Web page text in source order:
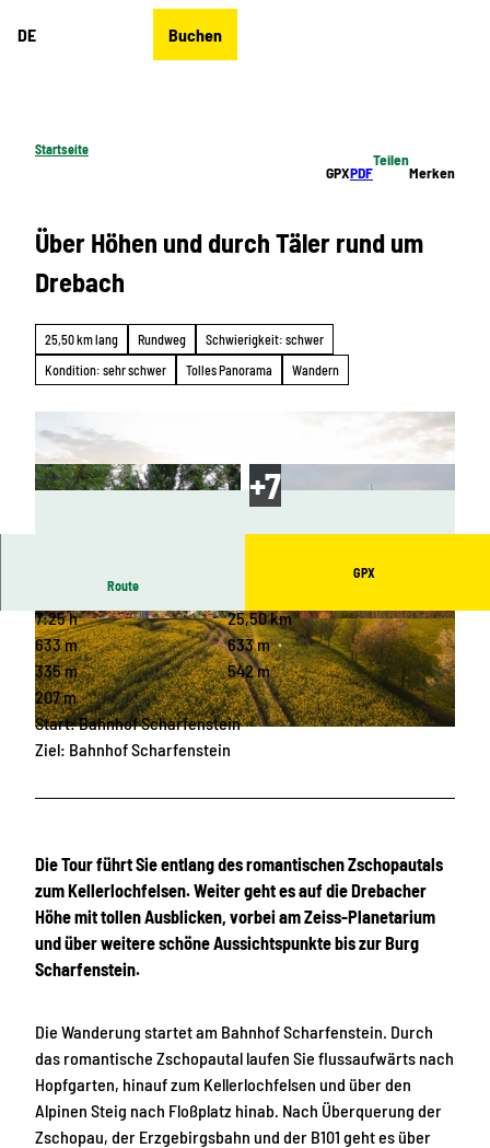
DE Buchen
Startseite
GPXPDF
Teilen
Merken
Über Höhen und durch Täler rund um
Drebach
25,50 km lang Rundweg
Schwierigkeit: schwer
Kondition: sehr schwer
Tolles Panorama Wandern
© Greifensteinregion |CC-BY-ND © Corinna Bergelt |CC-BY-ND
Route
GPX
7:25 h
25,50 km
633 m
633 m
335 m
542 m
207 m
Start: Bahnhof Scharfenstein
Ziel: Bahnhof Scharfenstein
Die Tour führt Sie entlang des romantischen Zschopautals
zum Kellerlochfelsen. Weiter geht es auf die Drebacher
Höhe mit tollen Ausblicken, vorbei am Zeiss-Planetarium
und über weitere schöne Aussichtspunkte bis zur Burg
Scharfenstein.
Die Wanderung startet am Bahnhof Scharfenstein. Durch
das romantische Zschopautal laufen Sie flussaufwärts nach
Hopfgarten, hinauf zum Kellerlochfelsen und über den
Alpinen Steig nach Floßplatz hinab. Nach Überquerung der
Zschopau, der Erzgebirgsbahn und der B101 geht es über